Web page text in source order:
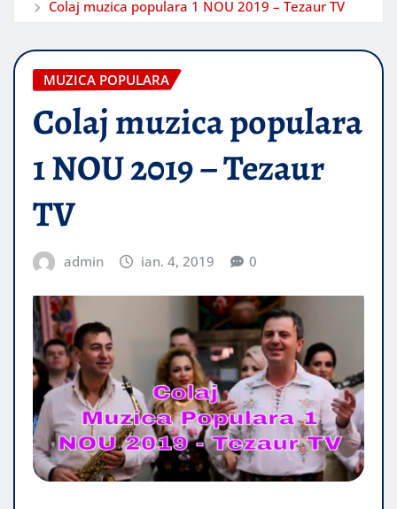
Colaj muzica populara 1 NOU 2019 – Tezaur TV
MUZICA POPULARA
Colaj muzica populara
1 NOU 2019 – Tezaur
TV
admin ian. 4, 2019 0